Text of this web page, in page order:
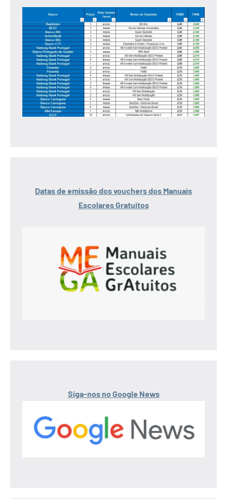
Datas de emissão dos vouchers dos Manuais
Escolares Gratuitos
Siga-nos no Google News